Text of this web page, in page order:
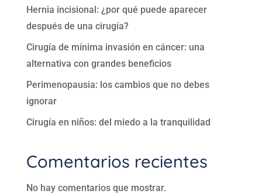
Hernia incisional: ¿por qué puede aparecer
después de una cirugía?
Cirugía de mínima invasión en cáncer: una
alternativa con grandes beneficios
Perimenopausia: los cambios que no debes
ignorar
Cirugía en niños: del miedo a la tranquilidad
Comentarios recientes
No hay comentarios que mostrar.